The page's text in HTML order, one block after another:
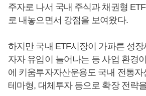
주자로 나서 국내 주식과 채권형
로 내놓으면서 강점을 보여왔다.
하지만 국내 ETF시장이 가파른 성
자자 유입이 늘어나는 등 사업 환경
에 키움투자자산운용도 국내 전통자
테마형, 대체투자 등으로 확장 전략